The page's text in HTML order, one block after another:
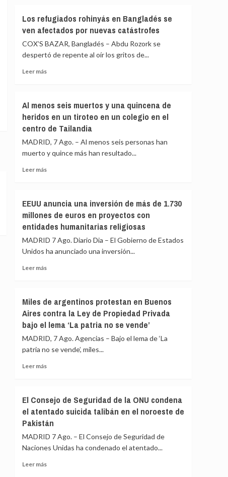
que
circula
por
inmediato
los
migrantes
que
en
«blindar»
la
frontera
con
más
europeos
Los refugiados rohinyás en Bangladés se
ven afectados por nuevas catástrofes
COX’S BAZAR, Bangladés – Abdu Rozork se
despertó de repente al oír los gritos de...
Leer másLeer
refugiados
rohinyás
en
se
ven
Al menos seis muertos y una quincena de
heridos en un tiroteo en un colegio en el
centro de Tailandia
MADRID, 7 Ago. – Al menos seis personas han
muerto y quince más han resultado...
Leer másLeer
menos
seis
muertos
una
quincena
tiroteo
en
un
en
el
de
EEUU anuncia una inversión de más de 1.730
millones de euros en proyectos con
entidades humanitarias religiosas
MADRID 7 Ago. Diario Dia – El Gobierno de Estados
Unidos ha anunciado una inversión...
Leer másLeer
anuncia
una
inversión
más
de
en
proyectos
con
humanitarias
religiosas
Miles de argentinos protestan en Buenos
Aires contra la Ley de Propiedad Privada
bajo el lema ‘La patria no se vende’
MADRID, 7 Ago. Agencias – Bajo el lema de ‘La
patria no se vende’, miles...
Leer másLeer
de
argentinos
protestan
Buenos
Aires
El Consejo de Seguridad de la ONU condena
el atentado suicida talibán en el noroeste de
Pakistán
MADRID 7 Ago. – El Consejo de Seguridad de
Naciones Unidas ha condenado el atentado...
Leer másLeer